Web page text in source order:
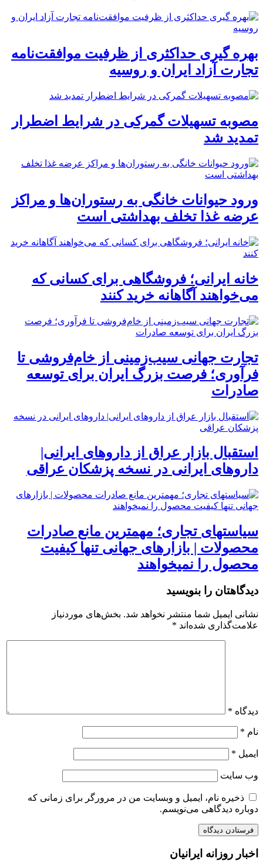
بهره گیری حداکثری از ظرفیت موافقت‌نامه
تجارت آزاد ایران و روسیه
مصوبه تسهیلات گمرکی در شرایط اضطرار
تمدید شد
ورود حیوانات خانگی به رستوران‌ها و مراکز
عرضه غذا تخلف بهداشتی است
خانه ایرانی؛ فروشگاهی برای کسانی که
می‌خواهند آگاهانه خرید کنند
تجارت جهانی سیب‌زمینی از خام‌فروشی تا
فرآوری؛ فرصت بزرگ ایران برای توسعه
صادرات
استقبال بازار عراق از داروهای ایرانی|
داروهای ایرانی در نسخه پزشکان عراقی
سیاستهای تجاری؛ مهمترین مانع صادرات
محصولات | بازارهای جهانی تنها کیفیت
محصول را نمیخواهند
دیدگاهتان را بنویسید
نشانی ایمیل شما منتشر نخواهد شد. بخش‌های موردنیاز
علامت‌گذاری شده‌اند *
دیدگاه *
نام *
ایمیل *
وب‌ سایت
ذخیره نام، ایمیل و وبسایت من در مرورگر برای زمانی که
دوباره دیدگاهی می‌نویسم.
اخبار روزانه ایرانیان